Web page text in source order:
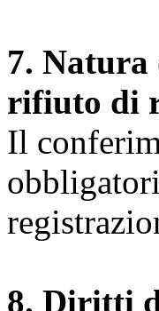
7. Natura
rifiuto di
Il
8. Diritti